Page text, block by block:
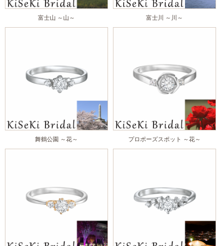
富士山 ～山～ 富士川 ～川～
舞鶴公園 ～花～ プロポーズスポット ～花～